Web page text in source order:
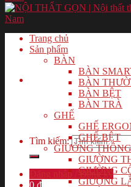
Tìm kiếm:
Đăng nhập / Đăng ký
0 ₫
Trang chủ
Sản phẩm
BÀN
BÀN
BÀN
BÀN BỆT
BÀN TRÀ
GHẾ
GHẾ
GHẾ BỆT
GIƯỜNG
GIƯỜNG
GIƯỜNG
GIƯỜNG